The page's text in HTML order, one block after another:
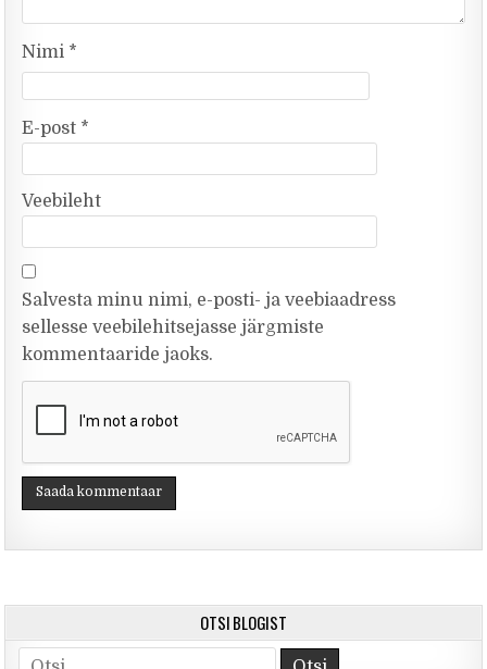
Nimi *
E-post *
Veebileht
Salvesta minu nimi, e-posti- ja veebiaadress
sellesse veebilehitsejasse järgmiste
kommentaaride jaoks.
OTSI BLOGIST
Otsi